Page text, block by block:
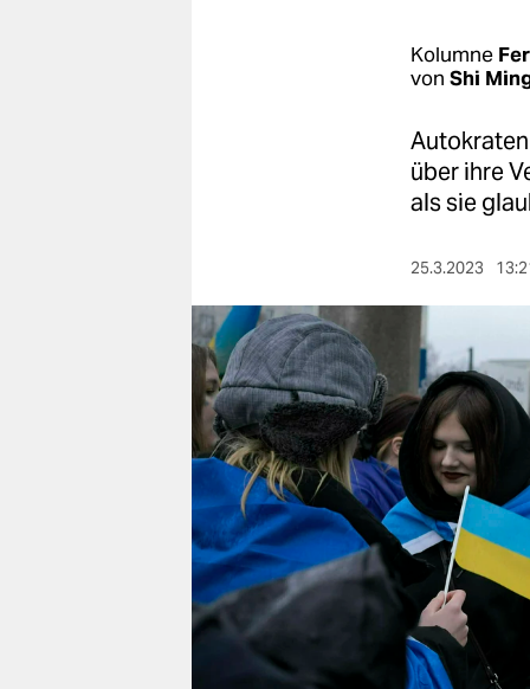
verlag
verlag
veranstaltungen
shop
fragen & hilfe
unterstützen
abo
Kolumne
von Shi
über ihre
als sie
25.3.2023